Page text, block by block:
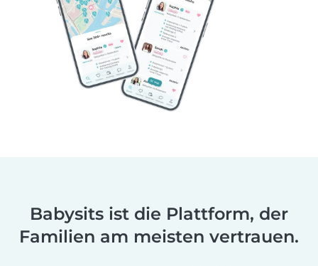
Babysits ist die Plattform, der
Familien am meisten vertrauen.